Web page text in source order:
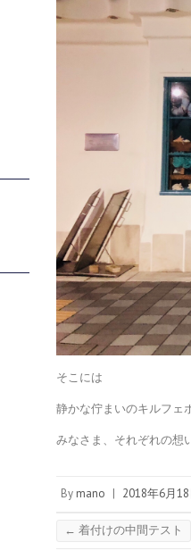
そこには
静かな佇まいのキルフェ
みなさま、それぞれの想
By mano 2018年6月18
← 着付けの中間テスト